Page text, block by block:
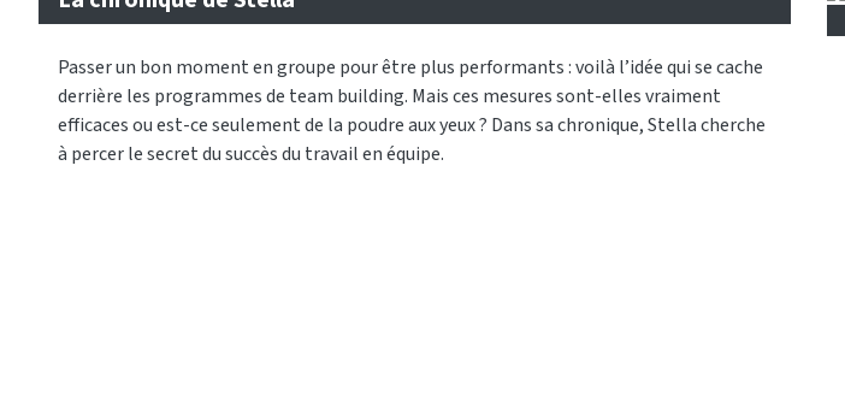
Passer un bon moment en groupe pour être plus performants : voilà l’idée qui se cache
derrière les programmes de team building. Mais ces mesures sont-elles vraiment
efficaces ou est-ce seulement de la poudre aux yeux ? Dans sa chronique, Stella cherche
à percer le secret du succès du travail en équipe.